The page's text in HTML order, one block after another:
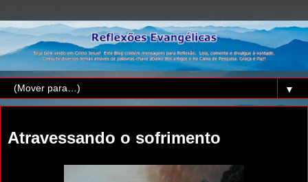
▼
Atravessando o sofrimento